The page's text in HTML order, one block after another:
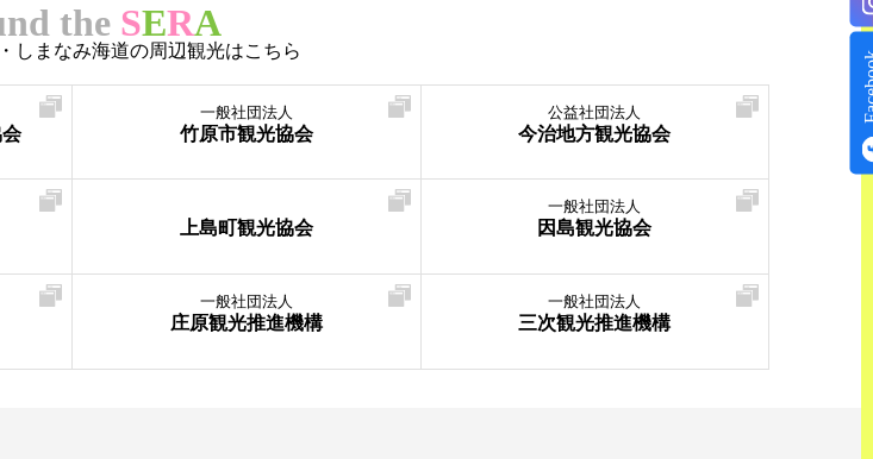
the SERA
しまなみ海道の周辺観光はこちら
一般社団法人
竹原市観光協会
公益社団法人
今治地方観光協会
上島町観光協会
一般社団法人
因島観光協会
一般社団法人
庄原観光推進機構
一般社団法人
三次観光推進機構